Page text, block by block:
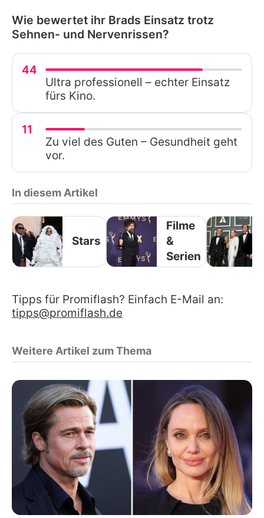
Wie bewertet ihr Brads Einsatz trotz
Sehnen- und Nervenrissen?
44
Ultra professionell – echter Einsatz
fürs Kino.
11
Zu viel des Guten – Gesundheit geht
vor.
In diesem Artikel
Stars
Filme
&
Serien
Tipps für Promiflash? Einfach E-Mail an:
tipps@promiflash.de
Weitere Artikel zum Thema